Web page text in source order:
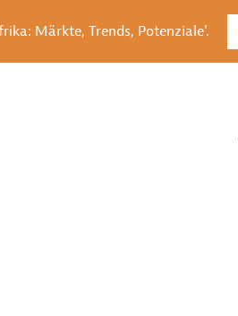
Märkte, Trends, Potenziale'.